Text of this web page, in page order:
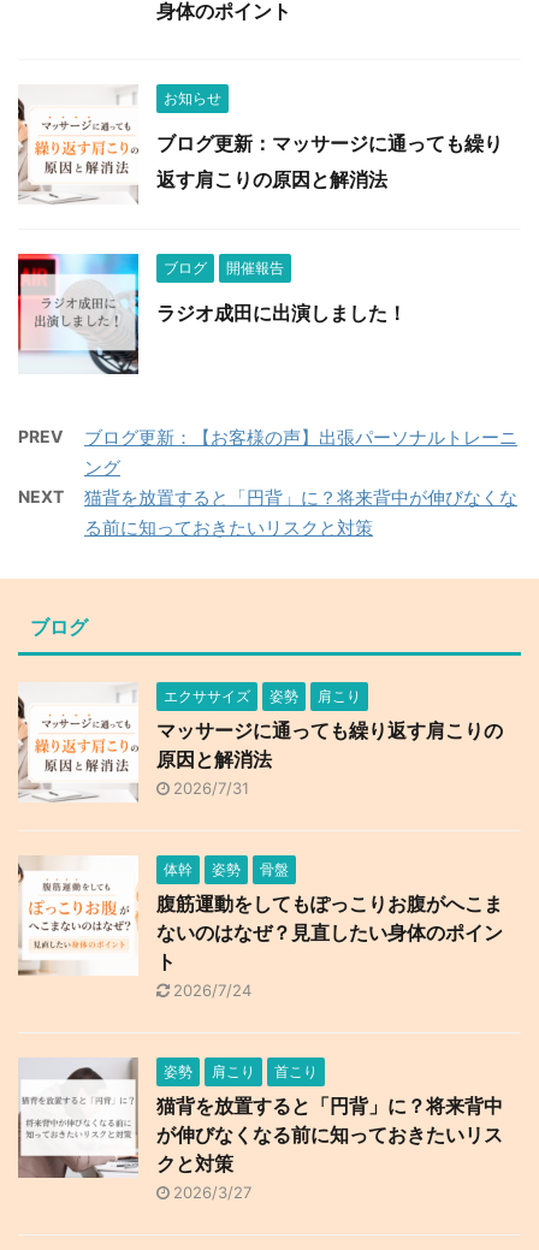
身体のポイント
お知らせ
ブログ更新：マッサージに通っても繰り
返す肩こりの原因と解消法
ブログ 開催報告
ラジオ成田に出演しました！
PREV
ブログ更新：【お客様の声】出張パーソナルトレーニ
ング
NEXT
猫背を放置すると「円背」に？将来背中が伸びなくな
る前に知っておきたいリスクと対策
ブログ
エクササイズ 姿勢 肩こり
マッサージに通っても繰り返す肩こりの
原因と解消法
2026/7/31
体幹 姿勢 骨盤
腹筋運動をしてもぽっこりお腹がへこま
ないのはなぜ？見直したい身体のポイン
ト
2026/7/24
姿勢 肩こり 首こり
猫背を放置すると「円背」に？将来背中
が伸びなくなる前に知っておきたいリス
クと対策
2026/3/27